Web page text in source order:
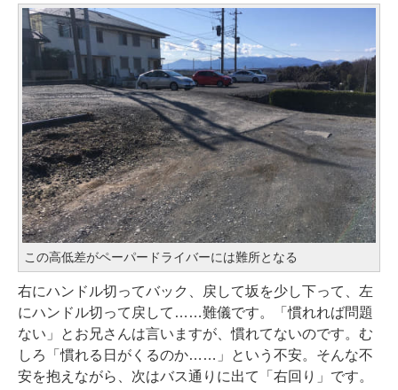
この高低差がペーパードライバーには難所となる
右にハンドル切ってバック、戻して坂を少し下って、左
にハンドル切って戻して……難儀です。「慣れれば問題
ない」とお兄さんは言いますが、慣れてないのです。む
しろ「慣れる日がくるのか……」という不安。そんな不
安を抱えながら、次はバス通りに出て「右回り」です。